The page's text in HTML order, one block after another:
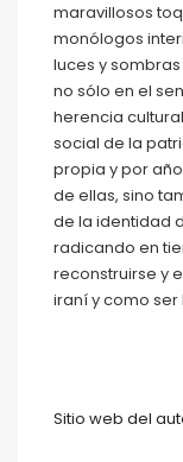
maravillosos
monólogos
luces y
no sólo en el
herencia
social de la
propia y por
de ellas, sino
de la identidad
radicando en
reconstruirse y
iraní y como ser
Sitio web del